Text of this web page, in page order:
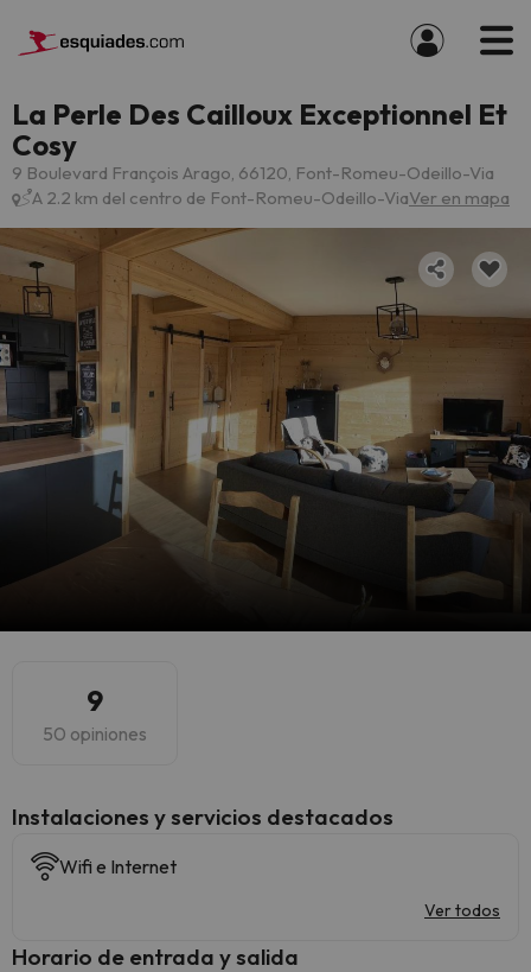
La Perle Des Cailloux Exceptionnel Et
Cosy
9 Boulevard François Arago, 66120, Font-Romeu-Odeillo-Via
A 2.2 km del centro de Font-Romeu-Odeillo-ViaVer en mapa
9
50 opiniones
Instalaciones y servicios destacados
Wifi e Internet
Ver todos
Horario de entrada y salida